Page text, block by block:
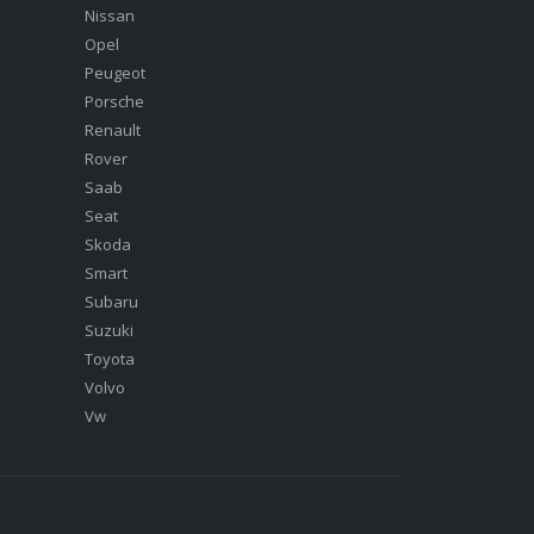
Nissan
Opel
Peugeot
Porsche
Renault
Rover
Saab
Seat
Skoda
Smart
Subaru
Suzuki
Toyota
Volvo
Vw